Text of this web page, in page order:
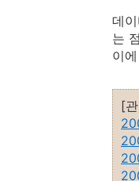
데
는
이
[